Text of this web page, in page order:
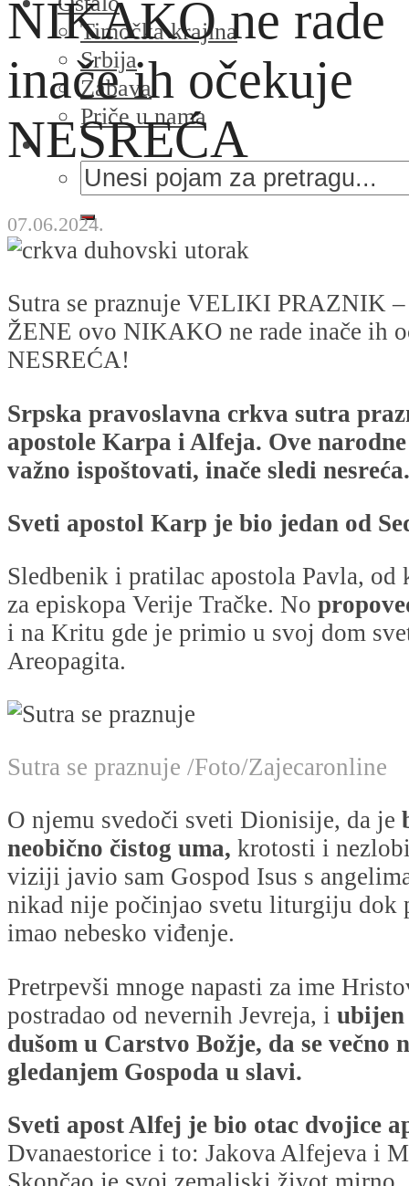
Timočka krajina
Srbija
Zabava
Priče u nama
NIKAKO ne rade
inače ih očekuje
NESREĆA
07.06.2024.
Sutra se praznuje VELIKI PRAZNIK
ŽENE ovo NIKAKO ne rade inače ih
NESREĆA!
Srpska pravoslavna crkva sutra
apostole Karpa i Alfeja. Ove
važno ispoštovati, inače sledi nesreća.
Sveti apostol Karp je bio jedan od
Sledbenik i pratilac apostola Pavla, od
za episkopa Verije Tračke. No
i na Kritu gde je primio u svoj dom
Areopagita.
Sutra se praznuje /Foto/Zajecaronline
O njemu svedoči sveti Dionisije, da je
neobično čistog uma, krotosti i
viziji javio sam Gospod Isus s
nikad nije počinjao svetu liturgiju dok
imao nebesko viđenje.
Pretrpevši mnoge napasti za ime
postradao od nevernih Jevreja, i ubijen
dušom u Carstvo Božje, da se večno
gledanjem Gospoda u slavi.
Sveti apost Alfej je bio otac dvojice
Dvanaestorice i to: Jakova Alfejeva i